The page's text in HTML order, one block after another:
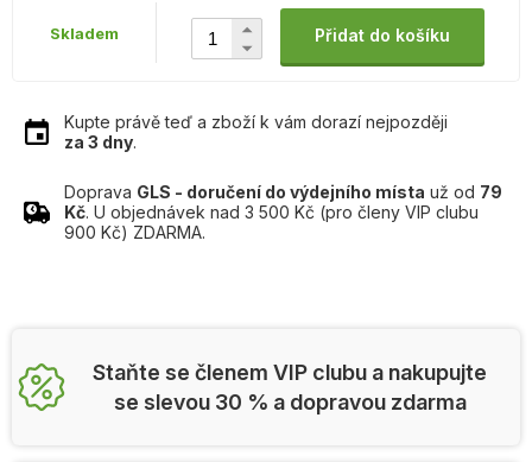
Skladem Přidat do košíku
Kupte právě teď a zboží k vám dorazí nejpozději
za 3 dny.
Doprava GLS - doručení do výdejního místa už od 79
Kč. U objednávek nad 3 500 Kč (pro členy VIP clubu
900 Kč) ZDARMA.
Staňte se členem VIP clubu a nakupujte
se slevou 30 % a dopravou zdarma